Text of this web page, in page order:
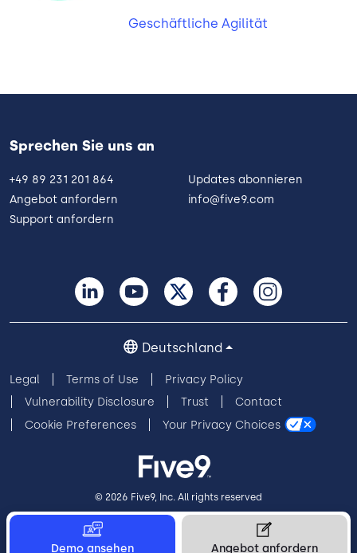
Geschäftliche Agilität
Demo ansehen Angebot anfordern
Sprechen Sie uns an
+49 89 231 201 864
Angebot anfordern
Support anfordern
Updates abonnieren
info@five9.com
Legal Terms of Use
Privacy Policy
Vulnerability Disclosure
Trust
Contact
Cookie Preferences
Your Privacy Choices
Deutschland
© 2026 Five9, Inc. All rights reserved